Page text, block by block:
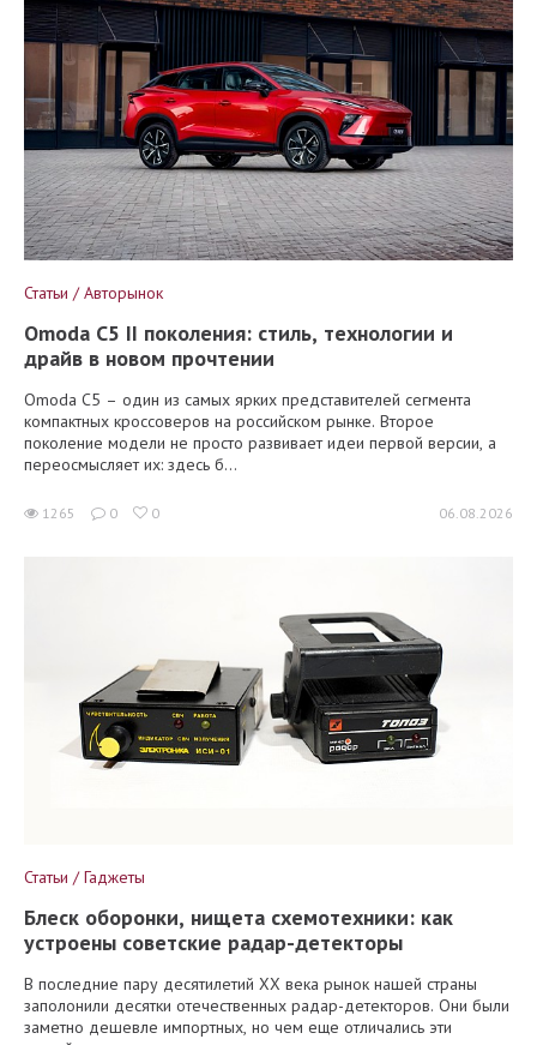
Статьи / Авторынок
Omoda C5 II поколения: стиль, технологии и
драйв в новом прочтении
Omoda C5 – один из самых ярких представителей сегмента
компактных кроссоверов на российском рынке. Второе
поколение модели не просто развивает идеи первой версии, а
переосмысляет их: здесь б...
1265 0 0 06.08.2026
Статьи / Гаджеты
Блеск оборонки, нищета схемотехники: как
устроены советские радар-детекторы
В последние пару десятилетий XX века рынок нашей страны
заполонили десятки отечественных радар-детекторов. Они были
заметно дешевле импортных, но чем еще отличались эти